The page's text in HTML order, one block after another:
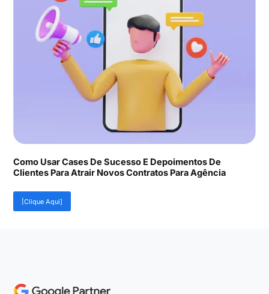
Como Usar Cases De Sucesso E Depoimentos De
Clientes Para Atrair Novos Contratos Para Agência
[Clique Aqui]